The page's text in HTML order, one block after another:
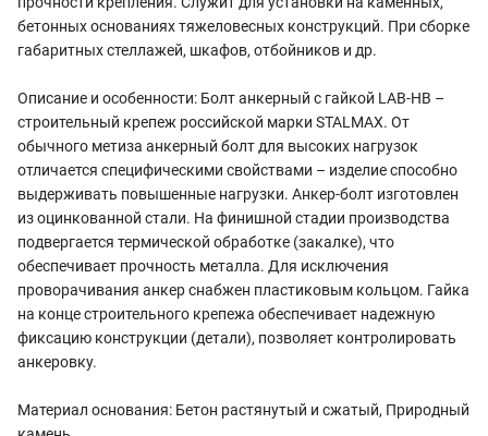
бетонных основаниях тяжеловесных конструкций. При сборке
габаритных стеллажей, шкафов, отбойников и др.
Описание и особенности: Болт анкерный с гайкой LAB-HB –
строительный крепеж российской марки STALMAX. От
обычного метиза анкерный болт для высоких нагрузок
отличается специфическими свойствами – изделие способно
выдерживать повышенные нагрузки. Анкер-болт изготовлен
из оцинкованной стали. На финишной стадии производства
подвергается термической обработке (закалке), что
обеспечивает прочность металла. Для исключения
проворачивания анкер снабжен пластиковым кольцом. Гайка
на конце строительного крепежа обеспечивает надежную
фиксацию конструкции (детали), позволяет контролировать
анкеровку.
Материал основания: Бетон растянутый и сжатый, Природный